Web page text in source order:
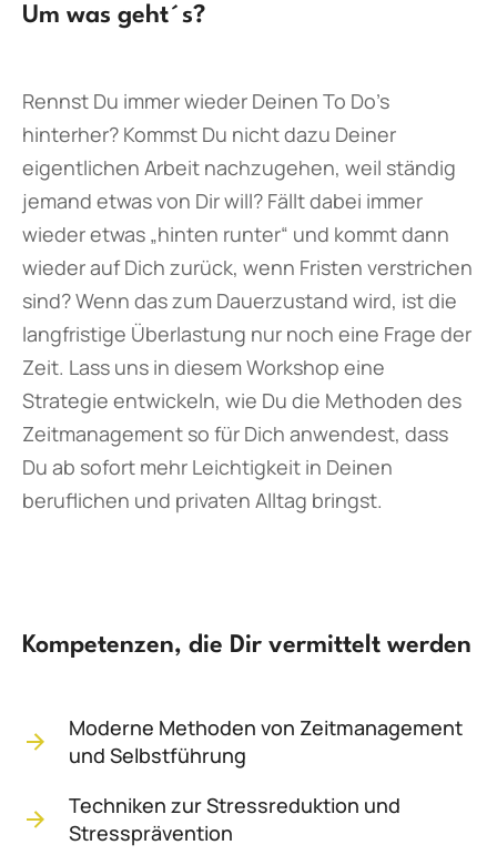
Um was geht´s?
Rennst Du immer wieder Deinen To Do’s
hinterher? Kommst Du nicht dazu Deiner
eigentlichen Arbeit nachzugehen, weil ständig
jemand etwas von Dir will? Fällt dabei immer
wieder etwas „hinten runter“ und kommt dann
wieder auf Dich zurück, wenn Fristen verstrichen
sind? Wenn das zum Dauerzustand wird, ist die
langfristige Überlastung nur noch eine Frage der
Zeit. Lass uns in diesem Workshop eine
Strategie entwickeln, wie Du die Methoden des
Zeitmanagement so für Dich anwendest, dass
Du ab sofort mehr Leichtigkeit in Deinen
beruflichen und privaten Alltag bringst.
Kompetenzen, die Dir vermittelt werden
Moderne Methoden von Zeitmanagement
und Selbstführung
Techniken zur Stressreduktion und
Stressprävention